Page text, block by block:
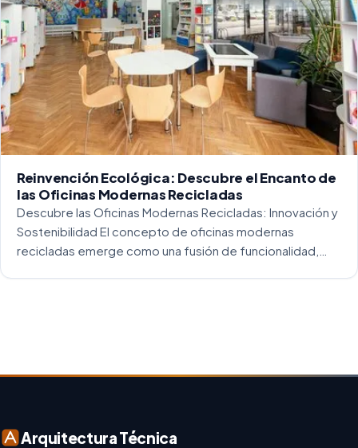
Reinvención Ecológica: Descubre el Encanto de
las Oficinas Modernas Recicladas
Descubre las Oficinas Modernas Recicladas: Innovación y
Sostenibilidad El concepto de oficinas modernas
recicladas emerge como una fusión de funcionalidad,
Arquitectura Técnica